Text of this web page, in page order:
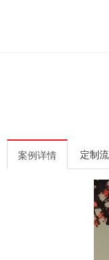
案例详情 定制